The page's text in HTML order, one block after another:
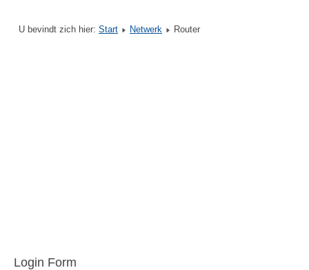
U bevindt zich hier: Start Netwerk Router
Login Form